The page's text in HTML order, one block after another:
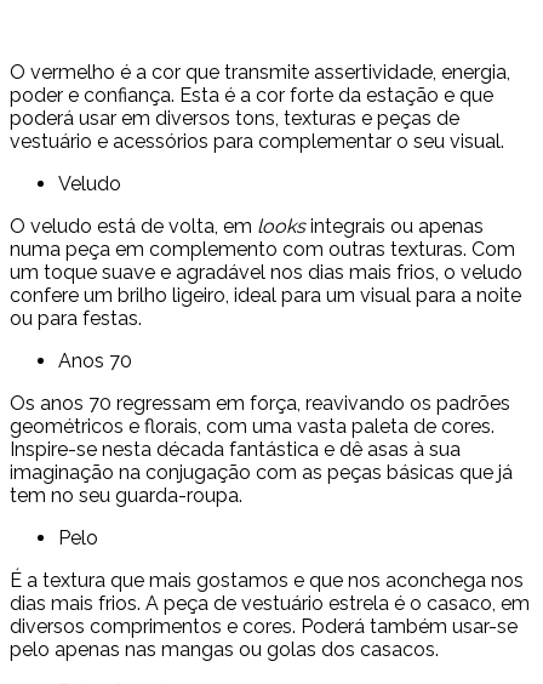
O vermelho é a cor que transmite assertividade, energia,
poder e confiança. Esta é a cor forte da estação e que
poderá usar em diversos tons, texturas e peças de
vestuário e acessórios para complementar o seu visual.
Veludo
O veludo está de volta, em looksintegrais ou apenas
numa peça em complemento com outras texturas. Com
um toque suave e agradável nos dias mais frios, o veludo
confere um brilho ligeiro, ideal para um visual para a noite
ou para festas.
Anos 70
Os anos 70 regressam em força, reavivando os padrões
geométricos e florais, com uma vasta paleta de cores.
Inspire-se nesta década fantástica e dê asas à sua
imaginação na conjugação com as peças básicas que já
tem no seu guarda-roupa.
Pelo
É a textura que mais gostamos e que nos aconchega nos
dias mais frios. A peça de vestuário estrela é o casaco, em
diversos comprimentos e cores. Poderá também usar-se
pelo apenas nas mangas ou golas dos casacos.